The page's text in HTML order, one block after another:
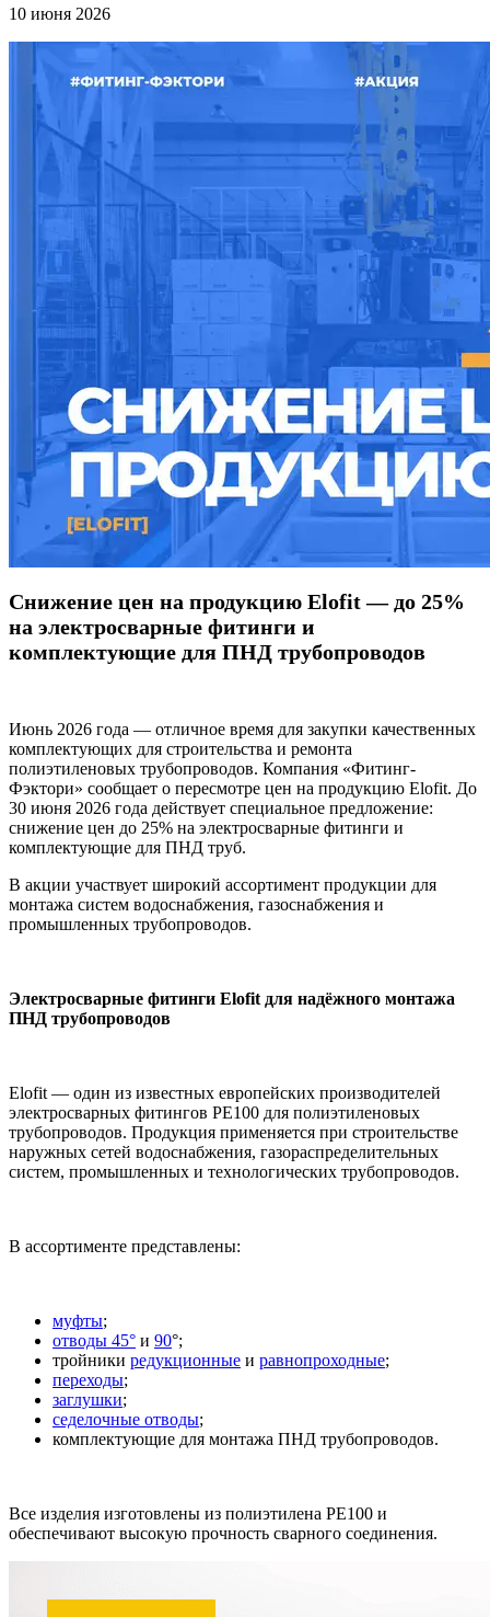
10 июня 2026
Снижение цен на продукцию Elofit — до 25%
на электросварные фитинги и
комплектующие для ПНД трубопроводов
Июнь 2026 года — отличное время для закупки качественных
комплектующих для строительства и ремонта
полиэтиленовых трубопроводов. Компания «Фитинг-
Фэктори» сообщает о пересмотре цен на продукцию Elofit. До
30 июня 2026 года действует специальное предложение:
снижение цен до 25% на электросварные фитинги и
комплектующие для ПНД труб.
В акции участвует широкий ассортимент продукции для
монтажа систем водоснабжения, газоснабжения и
промышленных трубопроводов.
Электросварные фитинги Elofit для надёжного монтажа
ПНД трубопроводов
Elofit — один из известных европейских производителей
электросварных фитингов PE100 для полиэтиленовых
трубопроводов. Продукция применяется при строительстве
наружных сетей водоснабжения, газораспределительных
систем, промышленных и технологических трубопроводов.
В ассортименте представлены:
муфты;
отводы 45° и 90°;
тройники редукционные и равнопроходные;
переходы;
заглушки;
седелочные отводы;
комплектующие для монтажа ПНД трубопроводов.
Все изделия изготовлены из полиэтилена PE100 и
обеспечивают высокую прочность сварного соединения.